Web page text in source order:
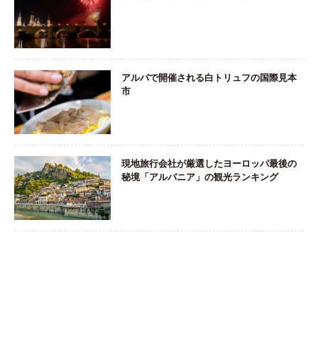
アルバで開催される白トリュフの国際見本
市
現地旅行会社が厳選したヨーロッパ最後の
秘境「アルバニア」の観光ランキング